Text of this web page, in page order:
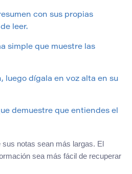
con sus propias
leer.
simple que muestre las
luego dígala en voz alta en su
demuestre que entiendes el
sus notas sean más largas. El
sea más fácil de recuperar